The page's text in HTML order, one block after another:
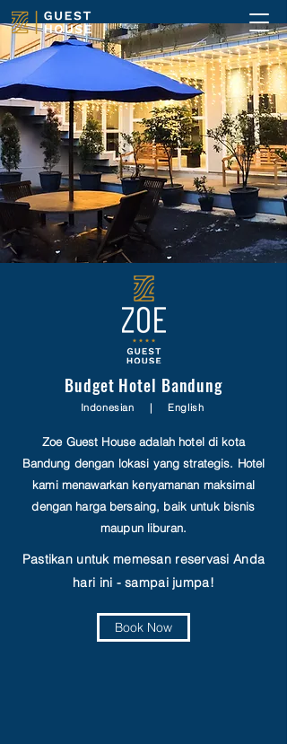
Budget Hotel Bandung
Indonesian | English
Zoe Guest House adalah hotel di kota
Bandung dengan lokasi yang strategis. Hotel
kami menawarkan kenyamanan maksimal
dengan harga bersaing, baik untuk bisnis
maupun liburan.
Pastikan untuk memesan reservasi Anda
hari ini - sampai jumpa!
Book Now